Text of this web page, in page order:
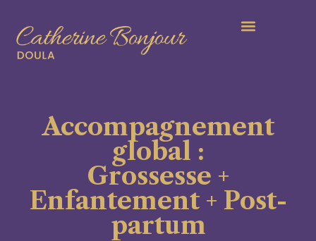
Accompagnement
global :
Grossesse +
Enfantement + Post-
partum